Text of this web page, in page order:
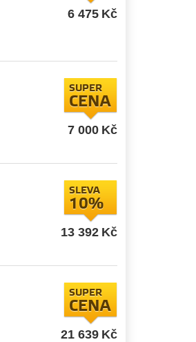
6 475 Kč
SUPER
CENA
7 000 Kč
SLEVA
10%
13 392 Kč
SUPER
CENA
21 639 Kč